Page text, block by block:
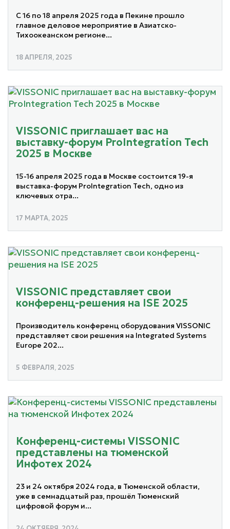
С 16 по 18 апреля 2025 года в Пекине прошло
главное деловое мероприятие в Азиатско-
Тихоокеанском регионе...
18 АПРЕЛЯ, 2025
VISSONIC приглашает вас на
выставку-форум ProIntegration Tech
2025 в Москве
15-16 апреля 2025 года в Москве состоится 19-я
выставка-форум ProIntegration Tech, одно из
ключевых отра...
17 МАРТА, 2025
VISSONIC представляет свои
конференц-решения на ISE 2025
Производитель конференц оборудования VISSONIC
представляет свои решения на Integrated Systems
Europe 202...
5 ФЕВРАЛЯ, 2025
Конференц-системы VISSONIC
представлены на тюменской
Инфотех 2024
23 и 24 октября 2024 года, в Тюменской области,
уже в семнадцатый раз, прошёл Тюменский
цифровой форум и...